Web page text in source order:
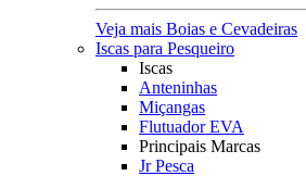
Veja mais Boias e Cevadeiras
Iscas para Pesqueiro
Iscas
Anteninhas
Miçangas
Flutuador EVA
Principais Marcas
Jr Pesca